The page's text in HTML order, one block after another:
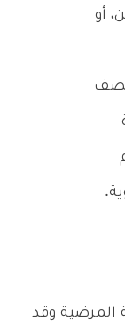
أو
يصف
المرضية وقد